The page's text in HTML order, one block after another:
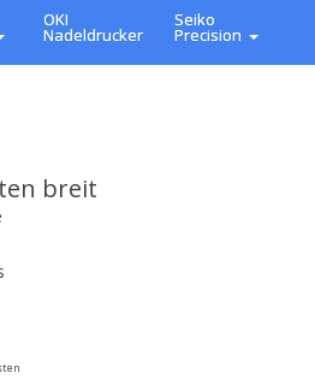
OKI
Nadeldrucker
Seiko
Precision
breit